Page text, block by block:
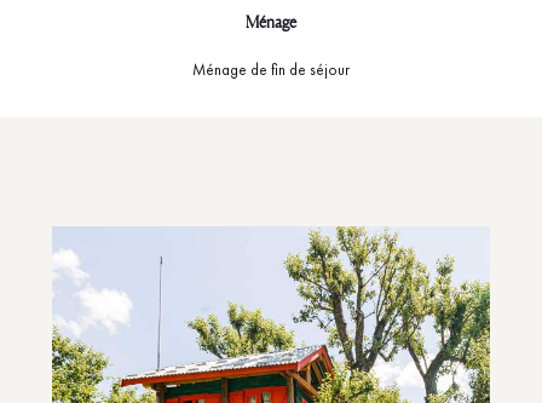
Ménage
Ménage de fin de séjour